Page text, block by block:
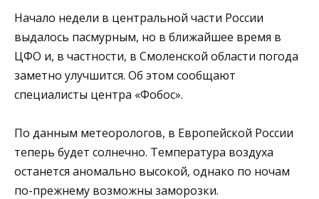
Начало недели в центральной части России
выдалось пасмурным, но в ближайшее время в
ЦФО и, в частности, в Смоленской области погода
заметно улучшится. Об этом сообщают
специалисты центра «Фобос».
По данным метеорологов, в Европейской России
теперь будет солнечно. Температура воздуха
останется аномально высокой, однако по ночам
по-прежнему возможны заморозки.